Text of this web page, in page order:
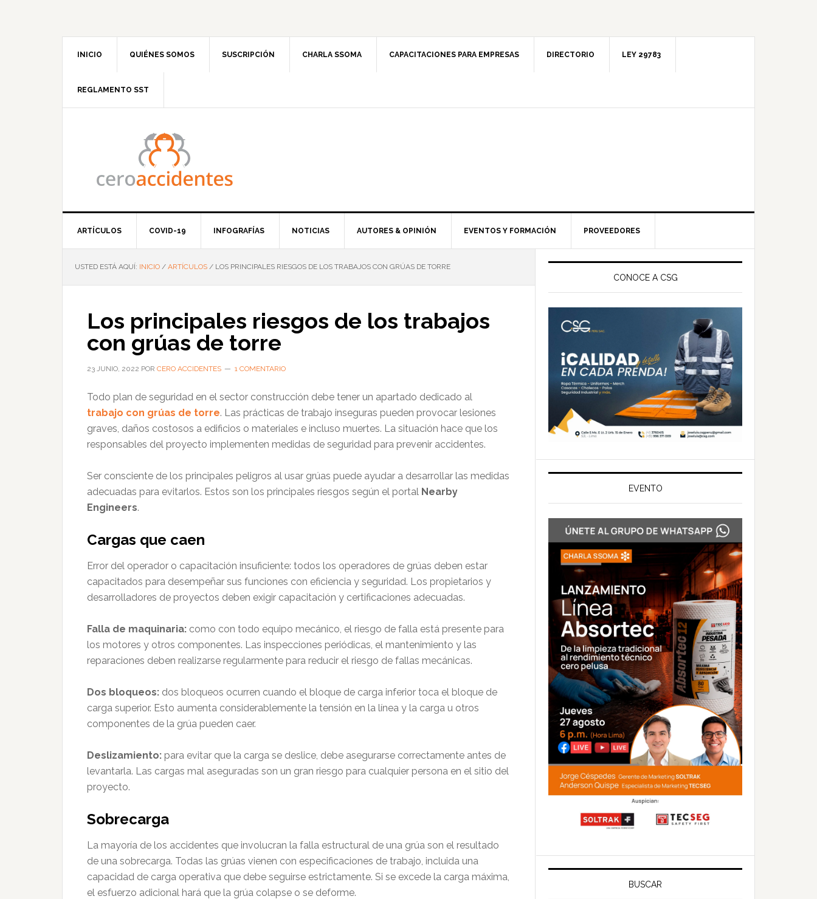
INICIO QUIÉNES SOMOS SUSCRIPCIÓN CHARLA SSOMA CAPACITACIONES PARA EMPRESAS DIRECTORIO LEY 29783
REGLAMENTO SST
ARTÍCULOS COVID-19 INFOGRAFÍAS NOTICIAS AUTORES & OPINIÓN EVENTOS Y FORMACIÓN PROVEEDORES
USTED ESTÁ AQUÍ: INICIO / ARTÍCULOS / LOS PRINCIPALES RIESGOS DE LOS TRABAJOS CON GRÚAS DE TORRE
Los principales riesgos de los trabajos
con grúas de torre
23 JUNIO, 2022 POR CERO ACCIDENTES 1 COMENTARIO
Todo plan de seguridad en el sector construcción debe tener un apartado dedicado al
trabajo con grúas de torre. Las prácticas de trabajo inseguras pueden provocar lesiones
graves, daños costosos a edificios o materiales e incluso muertes. La situación hace que los
responsables del proyecto implementen medidas de seguridad para prevenir accidentes.
Ser consciente de los principales peligros al usar grúas puede ayudar a desarrollar las medidas
adecuadas para evitarlos. Estos son los principales riesgos según el portal Nearby
Engineers.
Cargas que caen
Error del operador o capacitación insuficiente: todos los operadores de grúas deben estar
capacitados para desempeñar sus funciones con eficiencia y seguridad. Los propietarios y
desarrolladores de proyectos deben exigir capacitación y certificaciones adecuadas.
Falla de maquinaria: como con todo equipo mecánico, el riesgo de falla está presente para
los motores y otros componentes. Las inspecciones periódicas, el mantenimiento y las
reparaciones deben realizarse regularmente para reducir el riesgo de fallas mecánicas.
Dos bloqueos: dos bloqueos ocurren cuando el bloque de carga inferior toca el bloque de
carga superior. Esto aumenta considerablemente la tensión en la línea y la carga u otros
componentes de la grúa pueden caer.
Deslizamiento: para evitar que la carga se deslice, debe asegurarse correctamente antes de
levantarla. Las cargas mal aseguradas son un gran riesgo para cualquier persona en el sitio del
proyecto.
Sobrecarga
La mayoría de los accidentes que involucran la falla estructural de una grúa son el resultado
de una sobrecarga. Todas las grúas vienen con especificaciones de trabajo, incluida una
capacidad de carga operativa que debe seguirse estrictamente. Si se excede la carga máxima,
el esfuerzo adicional hará que la grúa colapse o se deforme.
Barra
principal
CONOCE A CSG
EVENTO
BUSCAR